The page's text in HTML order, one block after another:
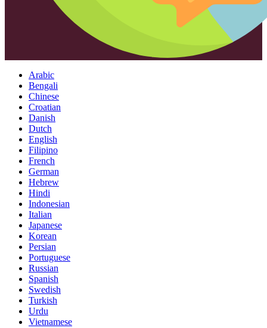
Arabic
Bengali
Chinese
Croatian
Danish
Dutch
English
Filipino
French
German
Hebrew
Hindi
Indonesian
Italian
Japanese
Korean
Persian
Portuguese
Russian
Spanish
Swedish
Turkish
Urdu
Vietnamese